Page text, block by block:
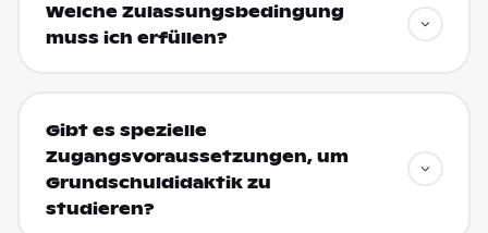
Welche Zulassungsbedingung
muss ich erfüllen?
Gibt es spezielle
Zugangsvoraussetzungen, um
Grundschuldidaktik zu
studieren?